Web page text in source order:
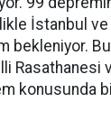
İstanbul
bekleniyor.
Rasathanesi
konusunda